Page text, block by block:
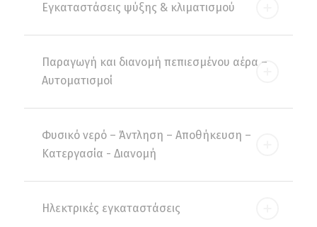
Εγκαταστάσεις ψύξης & κλιματισμού
Παραγωγή και διανομή πεπιεσμένου αέρα –
Αυτοματισμοί
Φυσικό νερό – Άντληση – Αποθήκευση –
Κατεργασία - Διανομή
Ηλεκτρικές εγκαταστάσεις